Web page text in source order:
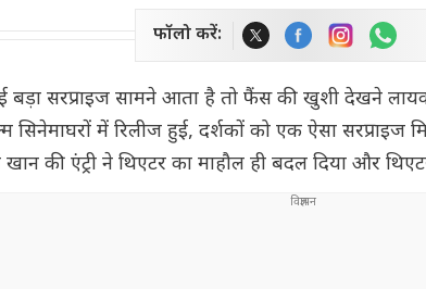
फॉलो करें:
बड़ा सरप्राइज सामने आता है तो फैंस की खुशी देखने
सिनेमाघरों में रिलीज हुई, दर्शकों को एक ऐसा सरप्राइज
की एंट्री ने थिएटर का माहौल ही बदल दिया और